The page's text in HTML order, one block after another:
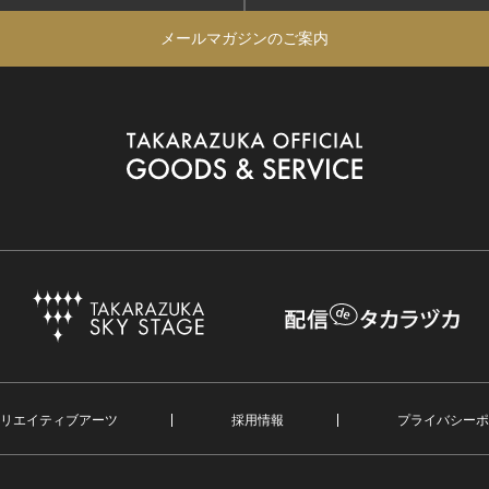
メールマガジンのご案内
エイティブアーツ 採用情報 プライバシー